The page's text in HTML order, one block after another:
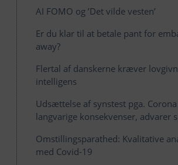
AI FOMO og ’Det vilde vesten’
Er du klar til at betale pant for
away?
Flertal af danskerne kræver
intelligens
Udsættelse af synstest pga.
langvarige konsekvenser, advarer
Omstillingsparathed: Kvalitative
med Covid-19